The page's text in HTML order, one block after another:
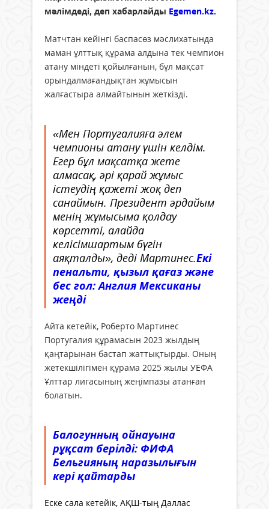
мәлімдеді, деп хабарлайды Egemen.kz.
Матчтан кейінгі баспасөз мәслихатында
маман ұлттық құрама алдына тек чемпион
атану міндеті қойылғанын, бұл мақсат
орындалмағандықтан жұмысын
жалғастыра алмайтынын жеткізді.
«Мен Португалияға әлем
чемпионы атану үшін келдім.
Егер бұл мақсатқа жете
алмасақ, әрі қарай жұмыс
істеудің қажеті жоқ деп
санаймын. Президент әрдайым
менің жұмысыма қолдау
көрсетті, алайда
келісімшартым бүгін
аяқталды», деді Мартинес.Екі
пенальти, қызыл қағаз және
бес гол: Англия Мексиканы
жеңді
Айта кетейік, Роберто Мартинес
Португалия құрамасын 2023 жылдың
қаңтарынан бастап жаттықтырды. Оның
жетекшілігімен құрама 2025 жылы УЕФА
Ұлттар лигасының жеңімпазы атанған
болатын.
Балогунның ойнауына
рұқсат берілді: ФИФА
Бельгияның наразылығын
кері қайтарды
Еске сала кетейік, АҚШ-тың Даллас